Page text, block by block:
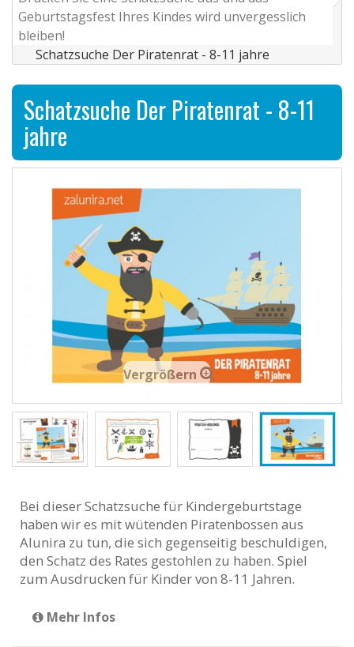
Geburtstagsfest Ihres Kindes wird unvergesslich
bleiben!
Schatzsuche Der Piratenrat - 8-11 jahre
Schatzsuche Der Piratenrat - 8-11
jahre
Vergrößern
Bei dieser Schatzsuche für Kindergeburtstage
haben wir es mit wütenden Piratenbossen aus
Alunira zu tun, die sich gegenseitig beschuldigen,
den Schatz des Rates gestohlen zu haben. Spiel
zum Ausdrucken für Kinder von 8-11 Jahren.
Mehr Infos